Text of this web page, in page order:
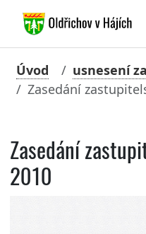
Úvod
usnesení
Zasedání
Zasedání
2010